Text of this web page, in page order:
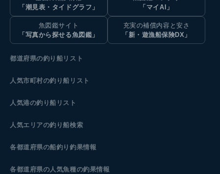
「潮見表・タイドグラフ」
「マイAI」
魚図鑑サイト
「写真から探せる魚図鑑」
充実の補償内容と安さ
「新・遊漁船保険DX」
都道府県の釣り船リスト
人気市町村の釣り船リスト
人気港の釣り船リスト
人気エリアの釣り船検索
各都道府県の船釣り釣果情報
各都道府県の人気魚種の釣果情報